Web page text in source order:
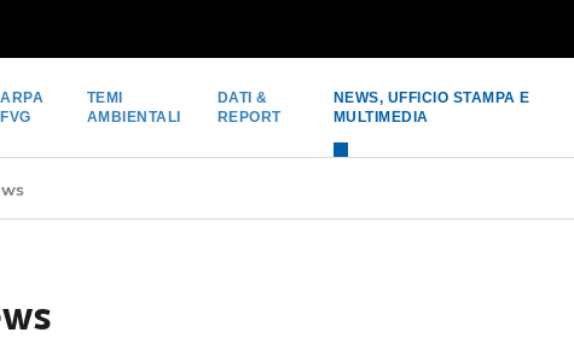
ARPA
FVG
TEMI
AMBIENTALI
DATI &
REPORT
NEWS, UFFICIO STAMPA E
MULTIMEDIA